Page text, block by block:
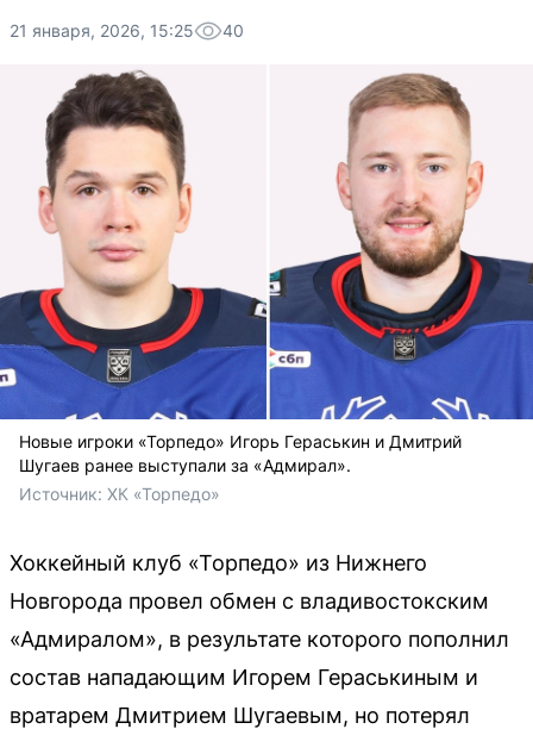
21 января, 2026, 15:25 40
Новые игроки «Торпедо» Игорь Гераськин и Дмитрий
Шугаев ранее выступали за «Адмирал».
Источник: ХК «Торпедо»
Хоккейный клуб «Торпедо» из Нижнего
Новгорода провел обмен с владивостокским
«Адмиралом», в результате которого пополнил
состав нападающим Игорем Гераськиным и
вратарем Дмитрием Шугаевым, но потерял